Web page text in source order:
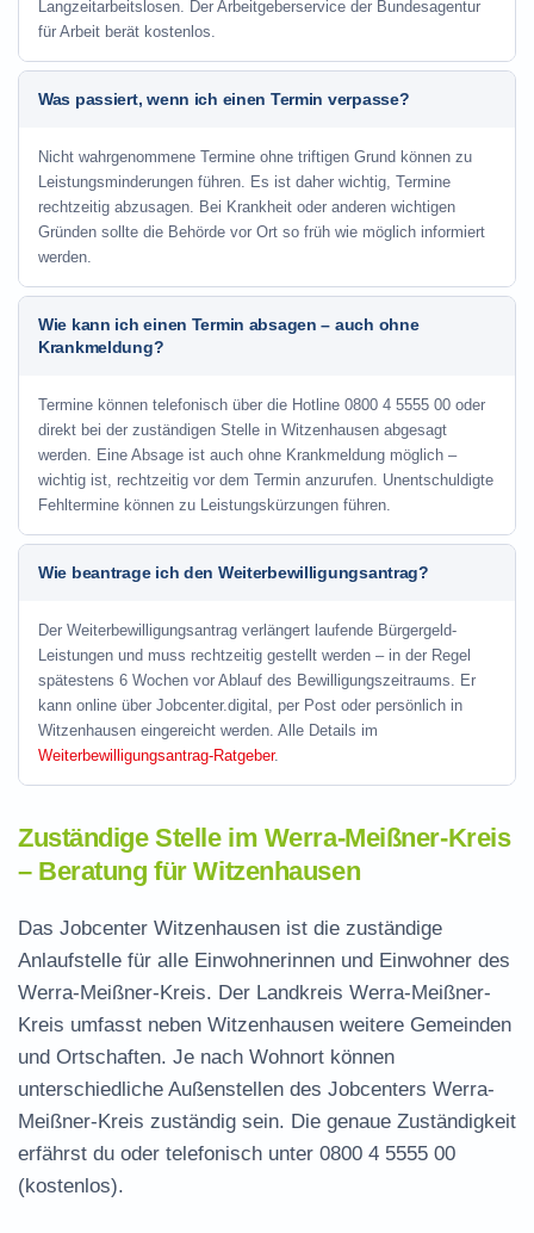
Langzeitarbeitslosen. Der Arbeitgeberservice der Bundesagentur
für Arbeit berät kostenlos.
Was passiert, wenn ich einen Termin verpasse?
Nicht wahrgenommene Termine ohne triftigen Grund können zu
Leistungsminderungen führen. Es ist daher wichtig, Termine
rechtzeitig abzusagen. Bei Krankheit oder anderen wichtigen
Gründen sollte die Behörde vor Ort so früh wie möglich informiert
werden.
Wie kann ich einen Termin absagen – auch ohne
Krankmeldung?
Termine können telefonisch über die Hotline 0800 4 5555 00 oder
direkt bei der zuständigen Stelle in Witzenhausen abgesagt
werden. Eine Absage ist auch ohne Krankmeldung möglich –
wichtig ist, rechtzeitig vor dem Termin anzurufen. Unentschuldigte
Fehltermine können zu Leistungskürzungen führen.
Wie beantrage ich den Weiterbewilligungsantrag?
Der Weiterbewilligungsantrag verlängert laufende Bürgergeld-
Leistungen und muss rechtzeitig gestellt werden – in der Regel
spätestens 6 Wochen vor Ablauf des Bewilligungszeitraums. Er
kann online über Jobcenter.digital, per Post oder persönlich in
Witzenhausen eingereicht werden. Alle Details im
Weiterbewilligungsantrag-Ratgeber.
Zuständige Stelle im Werra-Meißner-Kreis
– Beratung für Witzenhausen
Das Jobcenter Witzenhausen ist die zuständige
Anlaufstelle für alle Einwohnerinnen und Einwohner des
Werra-Meißner-Kreis. Der Landkreis Werra-Meißner-
Kreis umfasst neben Witzenhausen weitere Gemeinden
und Ortschaften. Je nach Wohnort können
unterschiedliche Außenstellen des Jobcenters Werra-
Meißner-Kreis zuständig sein. Die genaue Zuständigkeit
erfährst du oder telefonisch unter 0800 4 5555 00
(kostenlos).